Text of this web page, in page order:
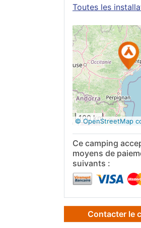
Toutes les
Voir
Google
Maps
100 km
© OpenStreetMap
Ce camping
moyens de
suivants :
Contacter le